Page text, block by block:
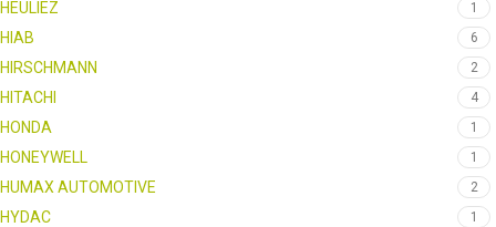
HEULIEZ 1
HIAB 6
HIRSCHMANN 2
HITACHI 4
HONDA 1
HONEYWELL 1
HUMAX AUTOMOTIVE 2
HYDAC 1